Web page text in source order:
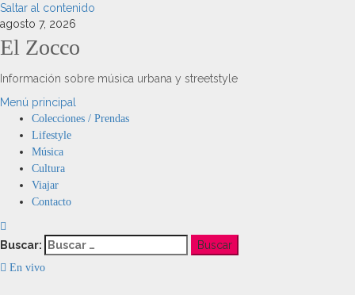
Saltar al contenido
agosto 7, 2026
El Zocco
Información sobre música urbana y streetstyle
Menú principal
Colecciones / Prendas
Lifestyle
Música
Cultura
Viajar
Contacto
Buscar:
En vivo